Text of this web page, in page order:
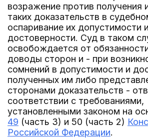
возражение против получения
таких доказательств в
оспаривание их допустимости и
достоверности. Суд в таком
освобождается от
доводы сторон и - при
сомнений в допустимости и
полученных им либо
сторонами доказательств -
соответствии с требованиями,
установленными законом на
49 (часть 3) и 50 (часть 2)
Российской Федерации.